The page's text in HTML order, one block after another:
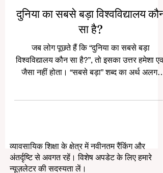
दुनिया का सबसे बड़ा विश्वविद्यालय कौन
सा है?
जब लोग पूछते हैं कि “दुनिया का सबसे बड़ा
विश्वविद्यालय कौन सा है?”, तो इसका उत्तर हमेशा एक
अलग संदर्भों में अलग हो सकता है। कोई विश्वविद्यालय
शोध केंद्रों के कारण, और कोई अपने छात्रों की संख्या
या शिक्षा की पहुँच के कारण। आम तौर पर जब हम
#दुनिया_का_सबसे_बड़ा_विश्वविद्यालय कहते हैं, तो
व्यावसायिक शिक्षा के क्षेत्र में नवीनतम रैंकिंग और